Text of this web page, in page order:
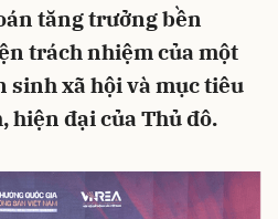
tăng trưởng bền
trách nhiệm của một
sinh xã hội và mục tiêu
đại của Thủ đô.